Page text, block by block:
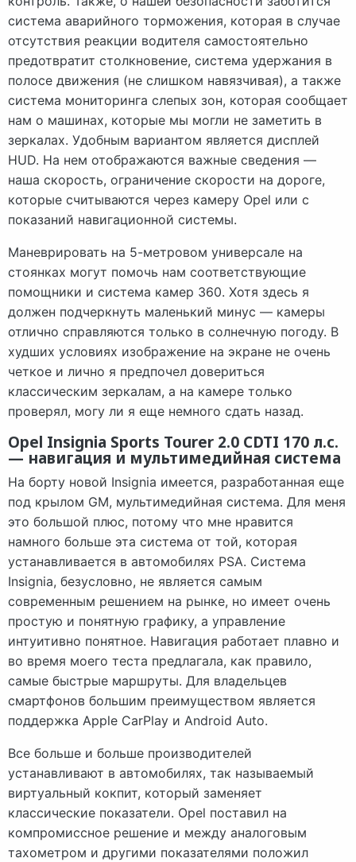
система аварийного торможения, которая в случае
отсутствия реакции водителя самостоятельно
предотвратит столкновение, система удержания в
полосе движения (не слишком навязчивая), а также
система мониторинга слепых зон, которая сообщает
нам о машинах, которые мы могли не заметить в
зеркалах. Удобным вариантом является дисплей
HUD. На нем отображаются важные сведения —
наша скорость, ограничение скорости на дороге,
которые считываются через камеру Opel или с
показаний навигационной системы.
Маневрировать на 5-метровом универсале на
стоянках могут помочь нам соответствующие
помощники и система камер 360. Хотя здесь я
должен подчеркнуть маленький минус — камеры
отлично справляются только в солнечную погоду. В
худших условиях изображение на экране не очень
четкое и лично я предпочел довериться
классическим зеркалам, а на камере только
проверял, могу ли я еще немного сдать назад.
Opel Insignia Sports Tourer 2.0 CDTI 170 л.с.
— навигация и мультимедийная система
На борту новой Insignia имеется, разработанная еще
под крылом GM, мультимедийная система. Для меня
это большой плюс, потому что мне нравится
намного больше эта система от той, которая
устанавливается в автомобилях PSA. Система
Insignia, безусловно, не является самым
современным решением на рынке, но имеет очень
простую и понятную графику, а управление
интуитивно понятное. Навигация работает плавно и
во время моего теста предлагала, как правило,
самые быстрые маршруты. Для владельцев
смартфонов большим преимуществом является
поддержка Apple CarPlay и Android Auto.
Все больше и больше производителей
устанавливают в автомобилях, так называемый
виртуальный кокпит, который заменяет
классические показатели. Opel поставил на
компромиссное решение и между аналоговым
тахометром и другими показателями положил